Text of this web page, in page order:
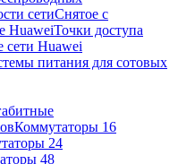
сетиСнятое с
HuaweiТочки доступа
сети Huawei
питания для сотовых
Коммутаторы 16
24
48